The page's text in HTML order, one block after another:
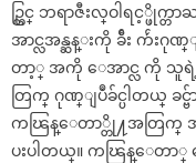
ဥ္တြင္ ဘရာဇီးလ္ဝါရင့္ဖို
အာင္လအန္ဆန္းကို ခ်ီး က်ဴး
တာ့္ အကို ေအာင္လ ကို သူရဲ့ ဘ
တြက္ ဂုဏ္ျပဳခ်င္ပါတယ္ ခ
ကၽြန္ေတာ္တို႔အတြက္
ပးပါတယ္။ ကၽြန္ေတာ္